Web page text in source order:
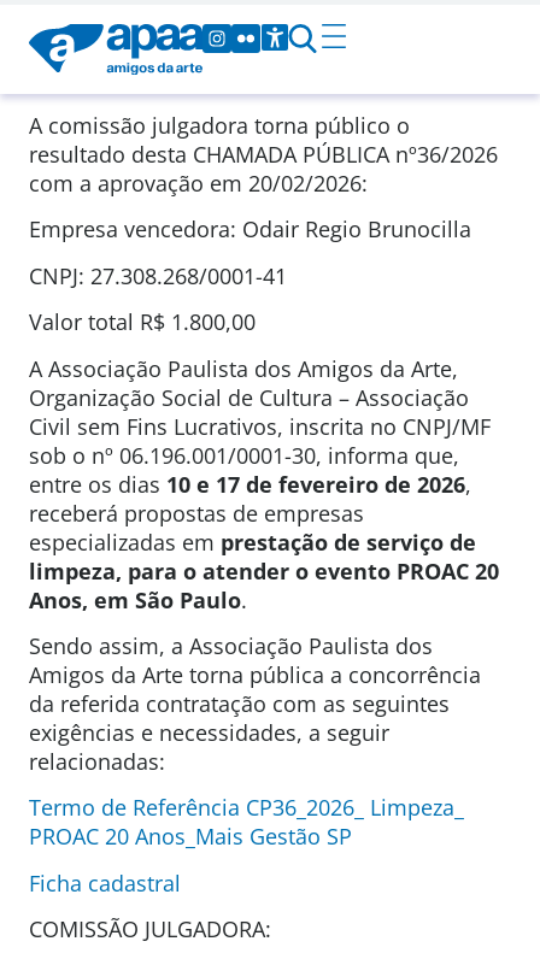
A comissão julgadora torna público o
resultado desta CHAMADA PÚBLICA nº36/2026
com a aprovação em 20/02/2026:
Empresa vencedora: Odair Regio Brunocilla
CNPJ: 27.308.268/0001-41
Valor total R$ 1.800,00
A Associação Paulista dos Amigos da Arte,
Organização Social de Cultura – Associação
Civil sem Fins Lucrativos, inscrita no CNPJ/MF
sob o nº 06.196.001/0001-30, informa que,
entre os dias 10 e 17 de fevereiro de 2026,
receberá propostas de empresas
especializadas em prestação de serviço de
limpeza, para o atender o evento PROAC 20
Anos, em São Paulo.
Sendo assim, a Associação Paulista dos
Amigos da Arte torna pública a concorrência
da referida contratação com as seguintes
exigências e necessidades, a seguir
relacionadas:
Termo de Referência CP36_2026_ Limpeza_
PROAC 20 Anos_Mais Gestão SP
Ficha cadastral
COMISSÃO JULGADORA: